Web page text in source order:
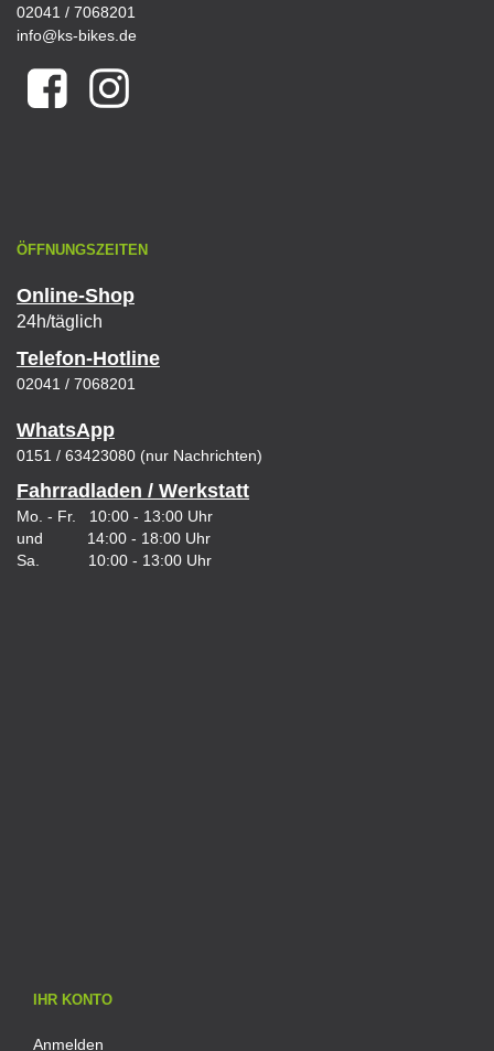
02041 / 7068201
info@ks-bikes.de
ÖFFNUNGSZEITEN
Online-Shop
24h/täglich
Telefon-Hotline
02041 / 7068201
WhatsApp
0151 / 63423080 (nur Nachrichten)
Fahrradladen / Werkstatt
Mo. - Fr. 10:00 - 13:00 Uhr
und 14:00 - 18:00 Uhr
Sa. 10:00 - 13:00 Uhr
IHR KONTO
Anmelden